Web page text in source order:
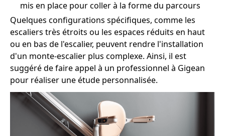
mis en place pour coller à la forme du parcours
Quelques configurations spécifiques, comme les
escaliers très étroits ou les espaces réduits en haut
ou en bas de l'escalier, peuvent rendre l'installation
d'un monte-escalier plus complexe. Ainsi, il est
suggéré de faire appel à un professionnel à Gigean
pour réaliser une étude personnalisée.